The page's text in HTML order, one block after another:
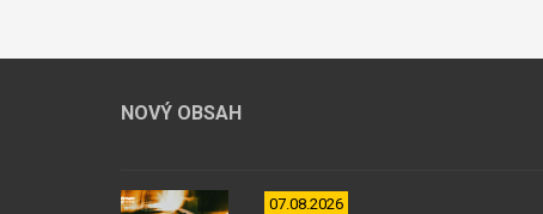
NOVÝ OBSAH
07.08.2026